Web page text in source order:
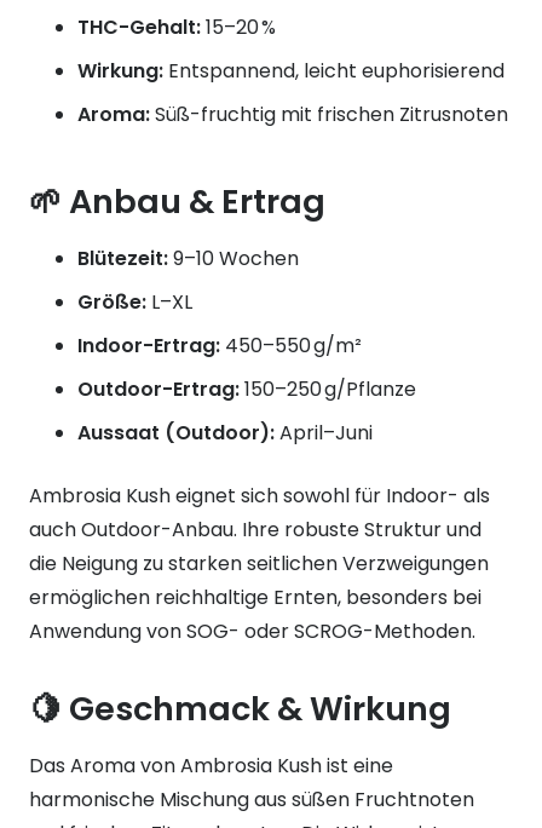
THC-Gehalt:15–20 %
Wirkung: Entspannend, leicht euphorisierend
Aroma:Süß-fruchtig mit frischen Zitrusnoten
🌱 Anbau & Ertrag
Blütezeit:9–10 Wochen
Größe: L–XL
Indoor-Ertrag: 450–550 g/m²
Outdoor-Ertrag:150–250 g/Pflanze
Aussaat (Outdoor):April–Juni
Ambrosia Kush eignet sich sowohl für Indoor- als
auch Outdoor-Anbau. Ihre robuste Struktur und
die Neigung zu starken seitlichen Verzweigungen
ermöglichen reichhaltige Ernten, besonders bei
Anwendung von SOG- oder SCROG-Methoden.
🍋 Geschmack & Wirkung
Das Aroma von Ambrosia Kush ist eine
harmonische Mischung aus süßen Fruchtnoten